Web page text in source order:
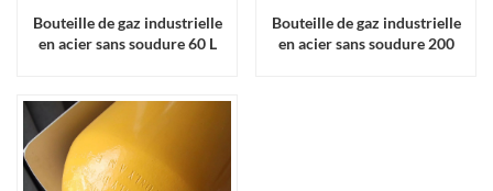
Bouteille de gaz industrielle
en acier sans soudure 60 L
Bouteille de gaz industrielle
en acier sans soudure 200